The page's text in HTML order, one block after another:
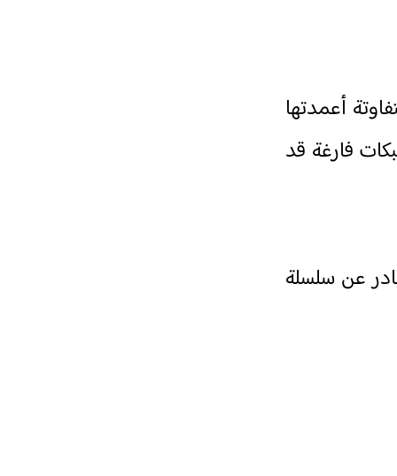
أعمدتها
فارغة قد
عن سلسلة